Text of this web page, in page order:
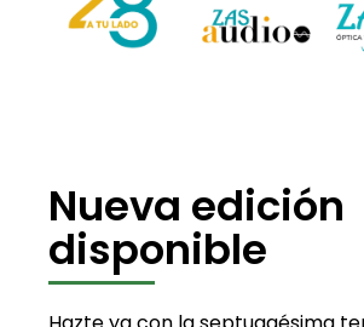
Nueva edición
disponible